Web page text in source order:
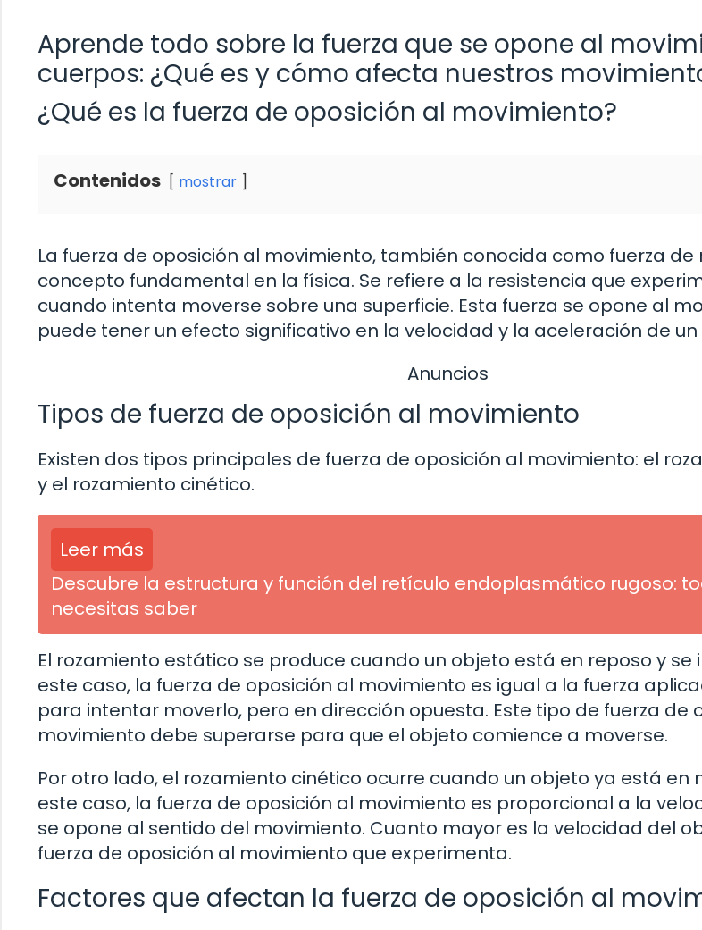
Aprende todo sobre la fuerza que se opone al
cuerpos: ¿Qué es y cómo afecta nuestros
¿Qué es la fuerza de oposición al movimiento?
Contenidos mostrar
La fuerza de oposición al movimiento, también conocida como fuerza de
concepto fundamental en la física. Se refiere a la resistencia que
cuando intenta moverse sobre una superficie. Esta fuerza se opone al
puede tener un efecto significativo en la velocidad y la aceleración de un
Anuncios
Tipos de fuerza de oposición al movimiento
Existen dos tipos principales de fuerza de oposición al movimiento: el
y el rozamiento cinético.
Leer más
Descubre la estructura y función del retículo endoplasmático rugoso:
necesitas saber
El rozamiento estático se produce cuando un objeto está en reposo y se
este caso, la fuerza de oposición al movimiento es igual a la fuerza
para intentar moverlo, pero en dirección opuesta. Este tipo de fuerza de
movimiento debe superarse para que el objeto comience a moverse.
Por otro lado, el rozamiento cinético ocurre cuando un objeto ya está en
este caso, la fuerza de oposición al movimiento es proporcional a la
se opone al sentido del movimiento. Cuanto mayor es la velocidad del
fuerza de oposición al movimiento que experimenta.
Factores que afectan la fuerza de oposición al